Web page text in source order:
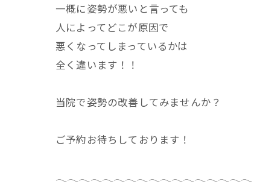
一概に姿勢が悪いと言っても
人によってどこが原因で
悪くなってしまっているかは
全く違います！！
当院で姿勢の改善してみませんか？
ご予約お待ちしております！
𓂃𓂃𓂃𓂃𓂃𓂃𓂃𓂃𓂃𓂃𓂃𓂃𓂃𓂃𓂃𓂃𓂃